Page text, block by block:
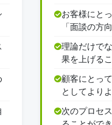
お客様にと
「面談の方
理論だけで
果を上げる
顧客にとっ
としてより
次のプロセ